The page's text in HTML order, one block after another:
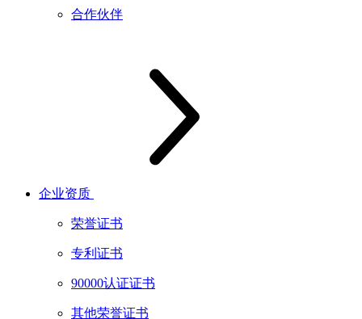
合作伙伴
企业资质
荣誉证书
专利证书
90000认证证书
其他荣誉证书